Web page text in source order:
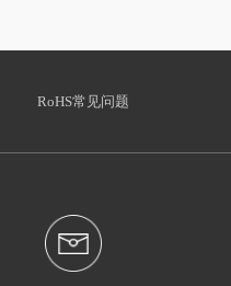
RoHS常见问题